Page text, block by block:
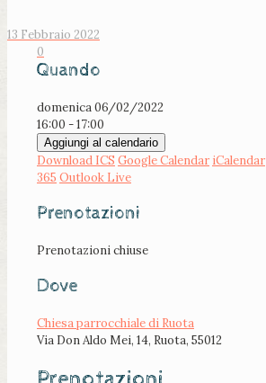
13 Febbraio 2022
0
Quando
domenica 06/02/2022
16:00 - 17:00
Aggiungi al calendario
Download ICS Google Calendar iCalendar
365 Outlook Live
Prenotazioni
Prenotazioni chiuse
Dove
Chiesa parrocchiale di Ruota
Via Don Aldo Mei, 14, Ruota, 55012